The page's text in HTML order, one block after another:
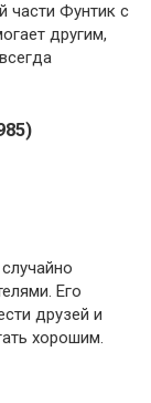
части Фунтик с
другим,
Его
друзей и
хорошим.